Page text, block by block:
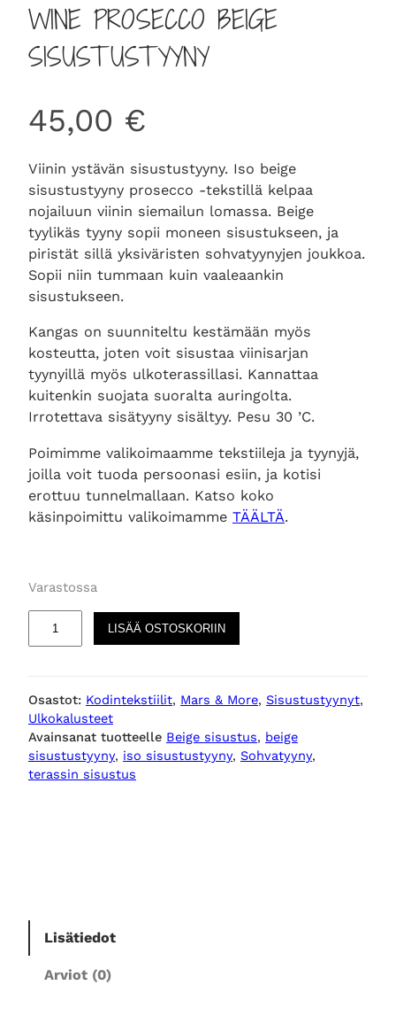
WINE PROSECCO BEIGE
SISUSTUSTYYNY
45,00 €
Viinin ystävän sisustustyyny. Iso beige
sisustustyyny prosecco -tekstillä kelpaa
nojailuun viinin siemailun lomassa. Beige
tyylikäs tyyny sopii moneen sisustukseen, ja
piristät sillä yksiväristen sohvatyynyjen joukkoa.
Sopii niin tummaan kuin vaaleaankin
sisustukseen.
Kangas on suunniteltu kestämään myös
kosteutta, joten voit sisustaa viinisarjan
tyynyillä myös ulkoterassillasi. Kannattaa
kuitenkin suojata suoralta auringolta.
Irrotettava sisätyyny sisältyy. Pesu 30 ’C.
Poimimme valikoimaamme tekstiileja ja tyynyjä,
joilla voit tuoda persoonasi esiin, ja kotisi
erottuu tunnelmallaan. Katso koko
käsinpoimittu valikoimamme TÄÄLTÄ.
Varastossa
P
r
o
s
i
e
LISÄÄ OSTOSKORIIN
Osastot: Kodintekstiilit, Mars & More, Sisustustyynyt
Ulkokalusteet
Avainsanat tuotteelle Beige sisustus, beige
sisustustyyny, iso sisustustyyny, Sohvatyyny
terassin sisustus
Lisätiedot
Arviot (0)